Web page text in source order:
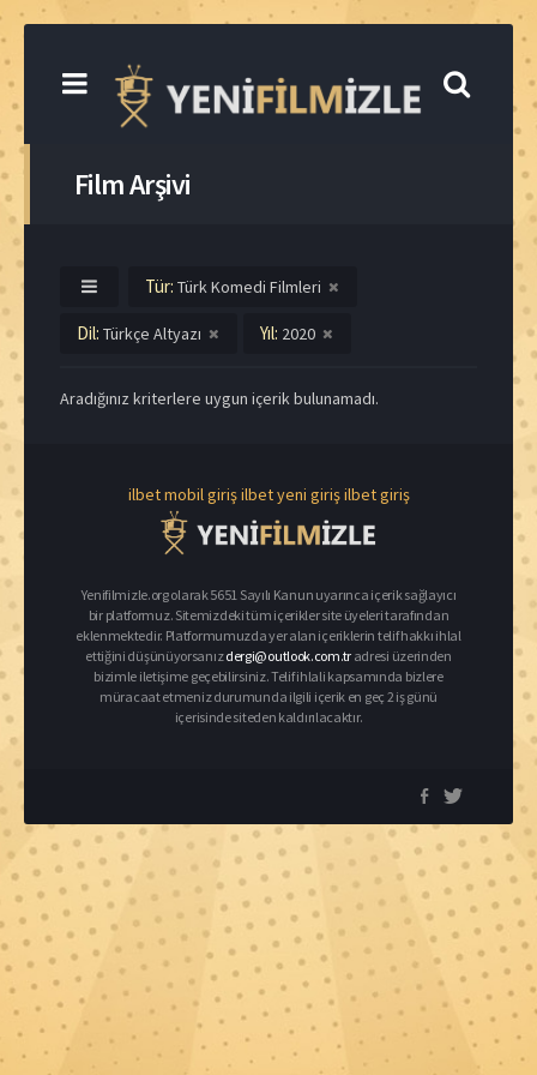
Film Arşivi
Tür: Türk Komedi Filmleri
Dil: Türkçe Altyazı Yıl: 2020
Aradığınız kriterlere uygun içerik bulunamadı.
ilbet mobil girişilbet yeni girişilbet giriş
Yenifilmizle.org olarak 5651 Sayılı Kanun uyarınca içerik sağlayıcı
bir platformuz. Sitemizdeki tüm içerikler site üyeleri tarafından
eklenmektedir. Platformumuzda yer alan içeriklerin telif hakkı ihlal
ettiğini düşünüyorsanızdergi@outlook.com.tr adresi üzerinden
bizimle iletişime geçebilirsiniz. Telif ihlali kapsamında bizlere
müracaat etmeniz durumunda ilgili içerik en geç 2 iş günü
içerisinde siteden kaldırılacaktır.